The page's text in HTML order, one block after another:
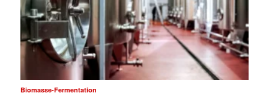
Biomasse-Fermentation